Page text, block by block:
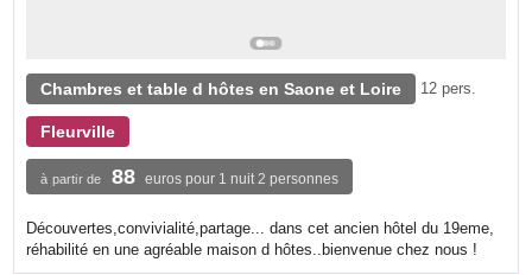
Chambres et table d hôtes en Saone et Loire 12 pers.
Fleurville
à partir de 88 euros pour 1 nuit 2 personnes
Découvertes,convivialité,partage... dans cet ancien hôtel du 19eme,
réhabilité en une agréable maison d hôtes..bienvenue chez nous !